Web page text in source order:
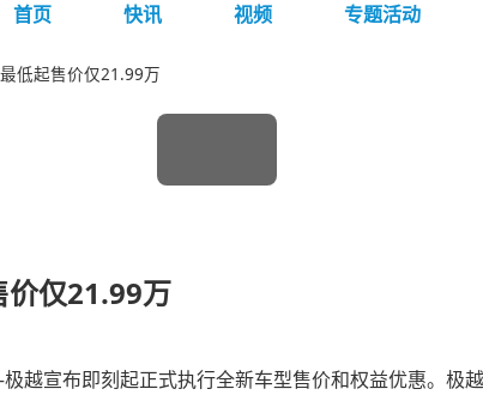
首页
快讯 视频 专题活动
低起售价仅21.99万
价仅21.99万
越宣布即刻起正式执行全新车型售价和权益优惠。极